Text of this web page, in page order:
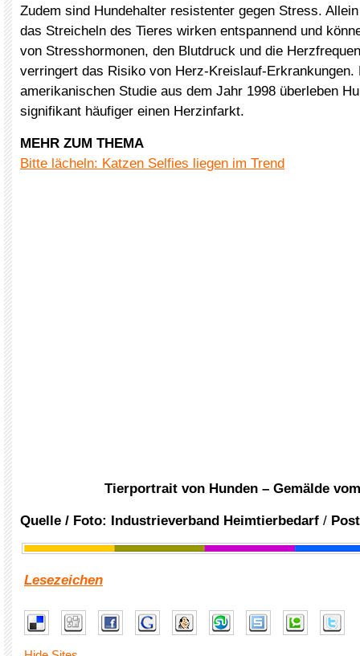
Zudem sind Hundehalter resistenter gegen Stress.
das Streicheln des Tieres wirken entspannend und
von Stresshormonen, den Blutdruck und die
verringert das Risiko von Herz-Kreislauf-Erkrankungen.
amerikanischen Studie aus dem Jahr 1998 überleben
signifikant häufiger einen Herzinfarkt.
MEHR ZUM THEMA
Bitte lächeln: Katzen Selfies liegen im Trend
Tierportrait von Hunden – Gemälde
Quelle / Foto: Industrieverband Heimtierbedarf /
Lesezeichen